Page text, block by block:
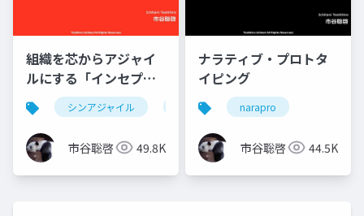
組織を芯からアジャイ
ルにする「インセプシ
ョンデッキ」
シンアジャイル
市谷聡啓 49.8K
ナラティブ・プロトタ
イピング
narapro
市谷聡啓 44.5K